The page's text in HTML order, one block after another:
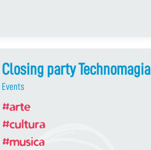
Closing party Technomagia
Events
#arte
#cultura
#musica